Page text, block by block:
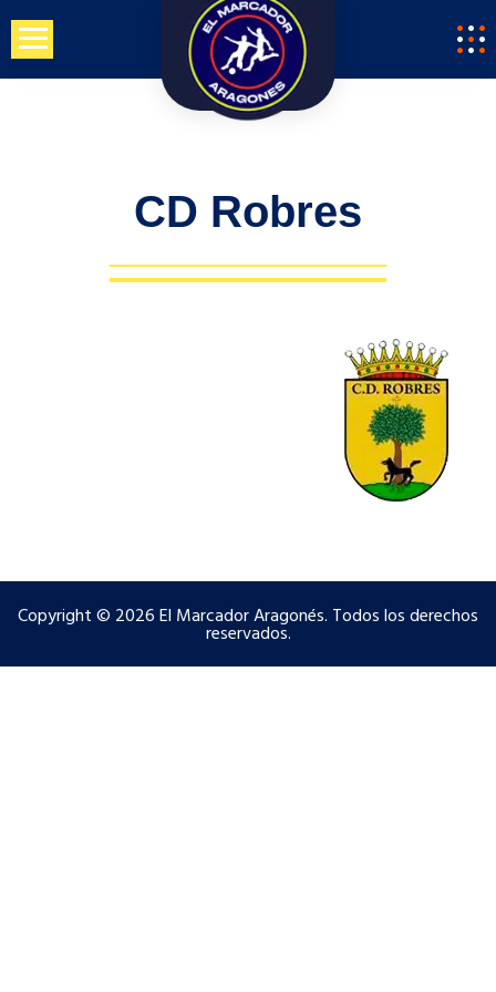
Saltar
contenido
CD Robres
Copyright © 2026 El Marcador Aragonés. Todos los derechos
reservados.